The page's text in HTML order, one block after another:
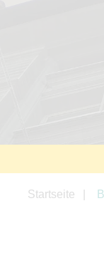
Startseite